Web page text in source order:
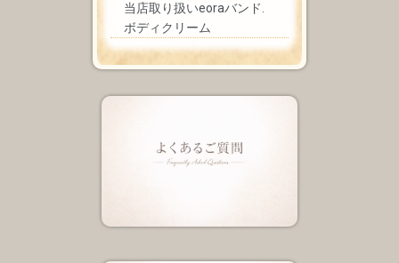
当店取り扱いeoraバンド.
ボディクリーム